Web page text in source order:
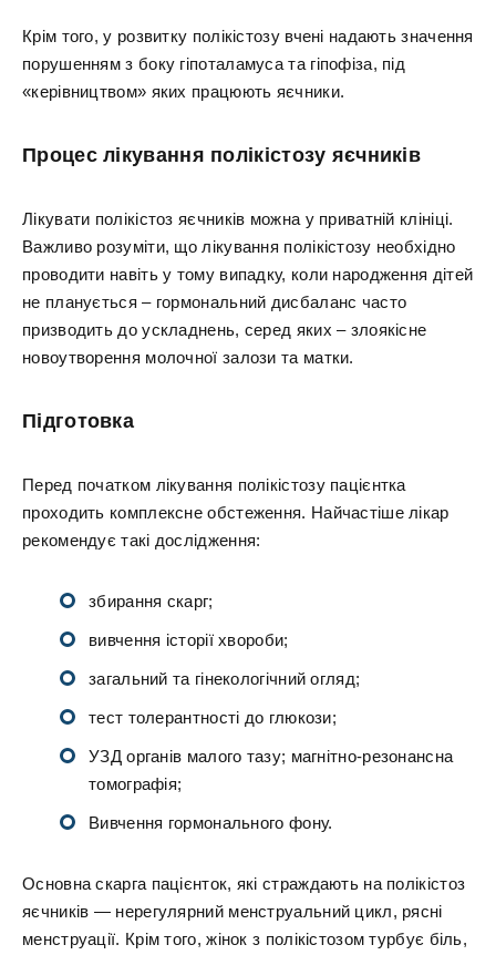
Крім того, у розвитку полікістозу вчені надають значення
порушенням з боку гіпоталамуса та гіпофіза, під
«керівництвом» яких працюють яєчники.
Процес лікування полікістозу яєчників
Лікувати полікістоз яєчників можна у приватній клініці.
Важливо розуміти, що лікування полікістозу необхідно
проводити навіть у тому випадку, коли народження дітей
не планується – гормональний дисбаланс часто
призводить до ускладнень, серед яких – злоякісне
новоутворення молочної залози та матки.
Підготовка
Перед початком лікування полікістозу пацієнтка
проходить комплексне обстеження. Найчастіше лікар
рекомендує такі дослідження:
збирання скарг;
вивчення історії хвороби;
загальний та гінекологічний огляд;
тест толерантності до глюкози;
УЗД органів малого тазу; магнітно-резонансна
томографія;
Вивчення гормонального фону.
Основна скарга пацієнток, які страждають на полікістоз
яєчників — нерегулярний менструальний цикл, рясні
менструації. Крім того, жінок з полікістозом турбує біль,